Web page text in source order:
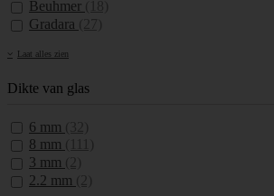
Beuhmer
Gradara
Laat alles zien
Dikte van glas
6 mm
8 mm
3 mm
2.2 mm